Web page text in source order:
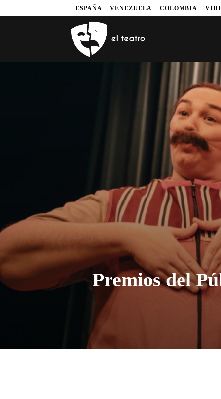
ESPAÑA VENEZUELA COLOMBIA
Premios del